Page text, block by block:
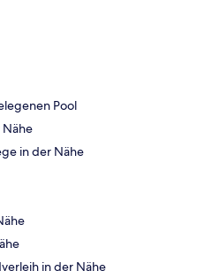
Pool
in der Nähe
in der Nähe